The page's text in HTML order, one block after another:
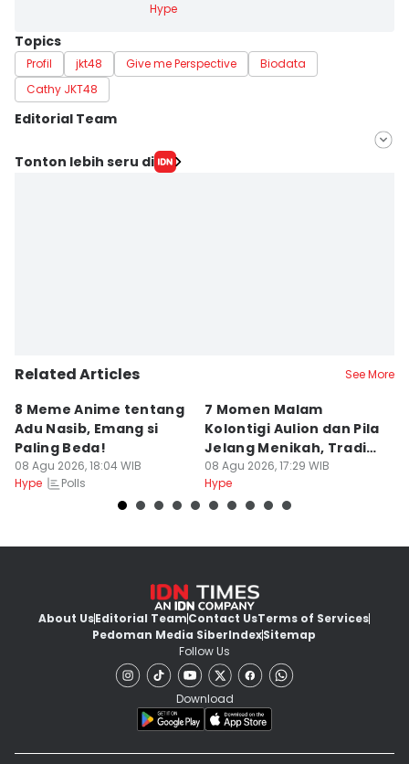
Hype
Topics
Profil jkt48 Give me Perspective
Biodata
Cathy JKT48
Editorial Team
Editor
Tonton lebih seru di
Related Articles See More
8 Meme Anime tentang
Adu Nasib, Emang si
Paling Beda!
08 Agu 2026, 18:04 WIB
Hype
Polls
7 Momen Malam
Kolontigi Aulion dan Pila
Jelang Menikah, Tradisi
Adat Kaili
08 Agu 2026, 17:29 WIB
Hype
About UsEditorial TeamContact UsTerms of Services
Pedoman Media SiberIndexSitemap
Follow Us
Download